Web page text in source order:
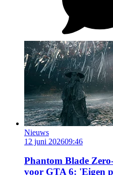
Nieuws
12 juni 202609:46
Phantom Blade
voor GTA 6: 'Eigen